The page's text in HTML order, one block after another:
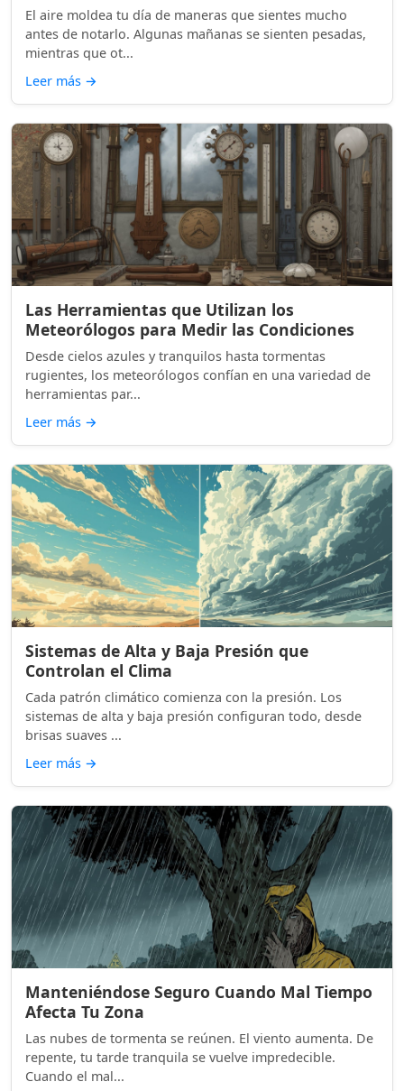
El aire moldea tu día de maneras que sientes mucho
antes de notarlo. Algunas mañanas se sienten pesadas,
mientras que ot...
Leer más →
Las Herramientas que Utilizan los
Meteorólogos para Medir las Condiciones
Desde cielos azules y tranquilos hasta tormentas
rugientes, los meteorólogos confían en una variedad de
herramientas par...
Leer más →
Sistemas de Alta y Baja Presión que
Controlan el Clima
Cada patrón climático comienza con la presión. Los
sistemas de alta y baja presión configuran todo, desde
brisas suaves ...
Leer más →
Manteniéndose Seguro Cuando Mal Tiempo
Afecta Tu Zona
Las nubes de tormenta se reúnen. El viento aumenta. De
repente, tu tarde tranquila se vuelve impredecible.
Cuando el mal...